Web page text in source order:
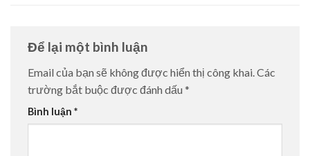
Để lại một bình luận
Email của bạn sẽ không được hiển thị công khai.Các
trường bắt buộc được đánh dấu *
Bình luận *